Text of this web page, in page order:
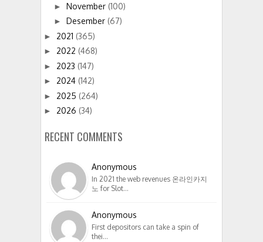
► November (100)
► Desember (67)
► 2021 (365)
► 2022 (468)
► 2023 (147)
► 2024 (142)
► 2025 (264)
► 2026 (34)
RECENT COMMENTS
Anonymous
In 2021 the web revenues 온라인카지
노 for Slot…
Anonymous
First depositors can take a spin of
thei…